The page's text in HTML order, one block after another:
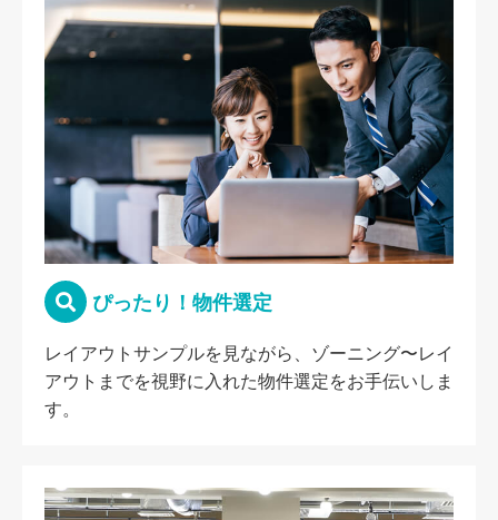
ぴったり！物件選定
レイアウトサンプルを見ながら、ゾーニング〜レイ
アウトまでを視野に入れた物件選定をお手伝いしま
す。